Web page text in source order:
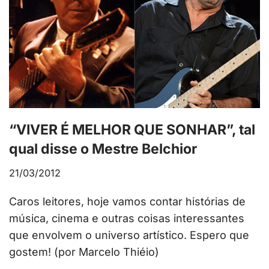
“VIVER É MELHOR QUE SONHAR”, tal
qual disse o Mestre Belchior
21/03/2012
Caros leitores, hoje vamos contar histórias de
música, cinema e outras coisas interessantes
que envolvem o universo artístico. Espero que
gostem! (por Marcelo Thiéio)